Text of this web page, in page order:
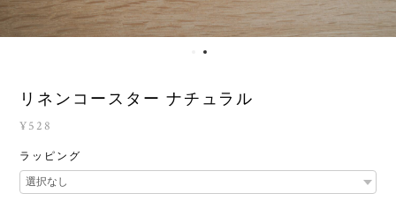
リネンコースター ナチュラル
¥528
ラッピング